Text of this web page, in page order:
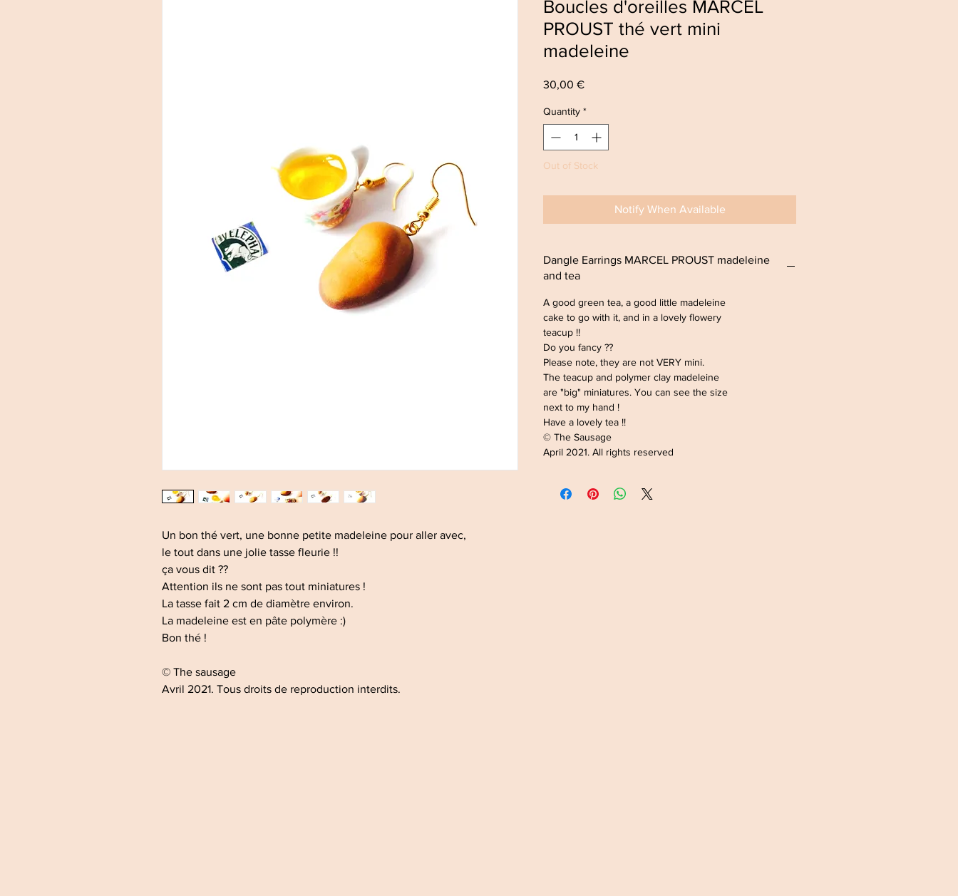
Un bon thé vert, une bonne petite madeleine pour aller avec,
le tout dans une jolie tasse fleurie !!
ça vous dit ??
Attention ils ne sont pas tout miniatures !
La tasse fait 2 cm de diamètre environ.
La madeleine est en pâte polymère :)
Bon thé !
© The sausage
Avril 2021. Tous droits de reproduction interdits.
Boucles d'oreilles MARCEL
PROUST thé vert mini
madeleine
30,00 €Price
Quantity *
Out of Stock
Notify When Available
Dangle Earrings MARCEL PROUST madeleine
and tea
A good green tea, a good little madeleine
cake to go with it, and in a lovely flowery
teacup !!
Do you fancy ??
Please note, they are not VERY mini.
The teacup and polymer clay madeleine
are "big" miniatures. You can see the size
next to my hand !
Have a lovely tea !!
© The Sausage
April 2021. All rights reserved